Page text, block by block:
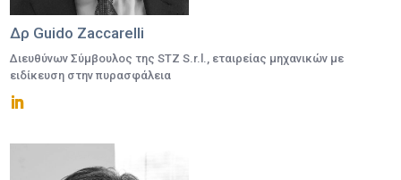
Δρ Guido Zaccarelli
Διευθύνων Σύμβουλος της STZ S.r.l., εταιρείας μηχανικών με
ειδίκευση στην πυρασφάλεια